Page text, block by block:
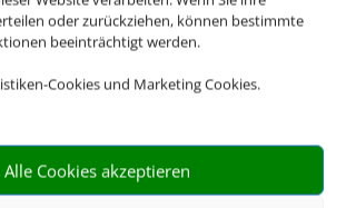
oder zurückziehen, können bestimmte
beeinträchtigt werden.
Cookies und Marketing Cookies.
Alle Cookies akzeptieren
In